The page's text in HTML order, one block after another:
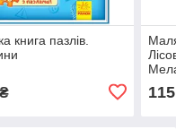
книга пазлів.
115